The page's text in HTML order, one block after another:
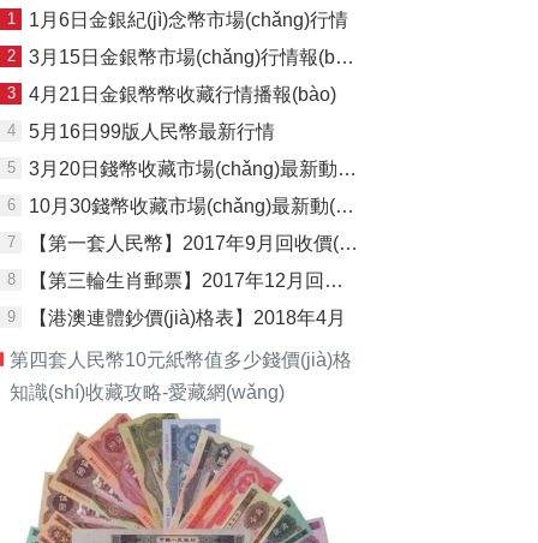
1 1月6日金銀紀(jì)念幣市場(chǎng)行情
2 3月15日金銀幣市場(chǎng)行情報(bào)價(jià)
3 4月21日金銀幣幣收藏行情播報(bào)
4 5月16日99版人民幣最新行情
5 3月20日錢幣收藏市場(chǎng)最新動(dòng)態(tài)
6 10月30錢幣收藏市場(chǎng)最新動(dòng)態(tài)
7 【第一套人民幣】2017年9月回收價(jià)格表
8 【第三輪生肖郵票】2017年12月回收價(jià)格表
9 【港澳連體鈔價(jià)格表】2018年4月
第四套人民幣10元紙幣值多少錢價(jià)格
知識(shí)收藏攻略-愛藏網(wǎng)